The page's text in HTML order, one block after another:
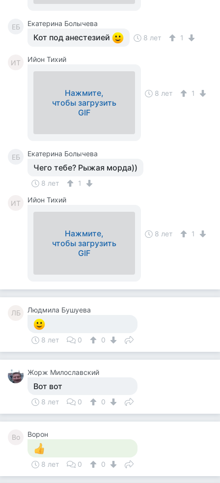
ЕБ Екатерина Болычева
Кот под анестезией 8 лет 1
ИТ Ийон Тихий
Нажмите,
чтобы загрузить
GIF
8 лет 1
ЕБ Екатерина Болычева
Чего тебе? Рыжая морда))
8 лет 1
ИТ Ийон Тихий
Нажмите,
чтобы загрузить
GIF
8 лет 1
ЛБ Людмила Бушуева
8 лет 0 0
Жорж Милославский
Вот вот
8 лет 0 0
Во Ворон
8 лет 0 0